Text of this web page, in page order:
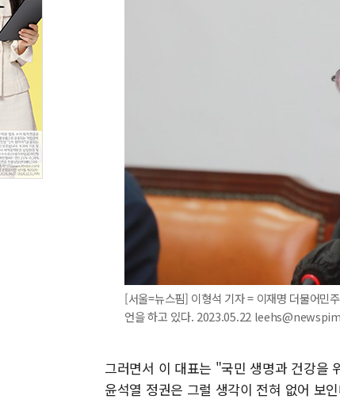
[서울=뉴스핌] 이형석 기자 = 이재명 더불어민
언을 하고 있다. 2023.05.22
그러면서 이 대표는 "국민 생명과 건강을
윤석열 정권은 그럴 생각이 전혀 없어 보